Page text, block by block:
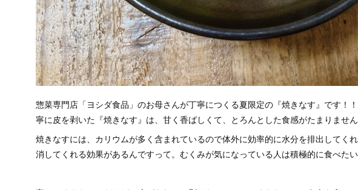
惣菜専門店「ヨシダ食品」のお母さんが丁寧につくる夏限定の『焼きなす』です！
寧に皮を剥いた『焼きなす』は、甘く香ばしくて、とろんとした食感がたまりません
焼きなすには、カリウムが多く含まれているので体外に効率的に水分を排出してく
消してくれる効果があるんですって。むくみが気になっている人は積極的に食べたい